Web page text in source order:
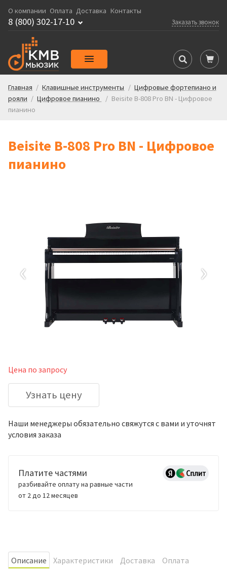
О компании Оплата Доставка Контакты
Заказать звонок
8 (800) 302-17-10
Главная / Клавишные инструменты / Цифровые фортепиано и
рояли / Цифровое пианино / Beisite B-808 Pro BN - Цифровое
пианино
Beisite B-808 Pro BN - Цифровое
пианино
‹ ›
Цена по запросу
Узнать цену
Наши менеджеры обязательно свяжутся с вами и уточнят
условия заказа
Платите частями
разбивайте оплату на равные части
от 2 до 12 месяцев
Oписание Характеристики Доставка Оплата